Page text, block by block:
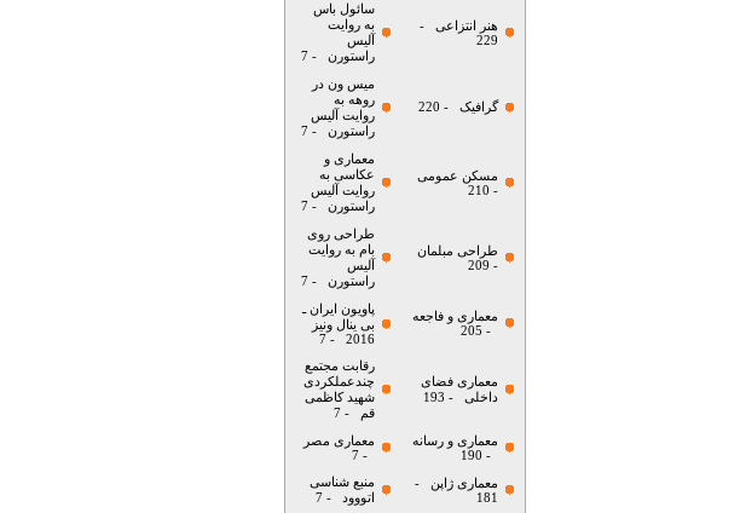
هنر انتزاعی
-
229
سائول باس
به روایت
آلیس
راستورن
- 7
گرافیک - 220
میس ون در
روهه به
روایت آلیس
راستورن
- 7
مسکن عمومی
- 210
معماری و
عکاسی به
روایت آلیس
راستورن - 7
طراحی مبلمان
- 209
طراحی روی
بام به روایت
آلیس
راستورن - 7
معماری و فاجعه
- 205
پاویون ایران ـ
بی ینال ونیز
2016
- 7
معماری فضای
داخلی
- 193
رقابت مجتمع
چندعملکردی
شهید کاظمی
قم
- 7
معماری و رسانه
- 190
معماری مصر
- 7
معماری ژاپن
-
181
منبع شناسی
اتووود
- 7